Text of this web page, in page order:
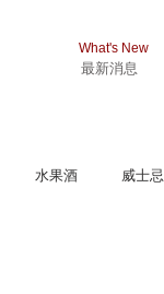
What's New
最新消息
水果酒 威士忌